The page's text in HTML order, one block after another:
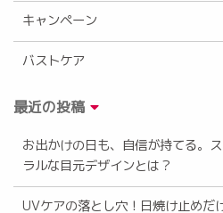
キャンペーン
バストケア
最近の投稿
お出かけの日も、自信が持てる。
ラルな目元デザインとは？
UVケアの落とし穴！日焼け止めだ